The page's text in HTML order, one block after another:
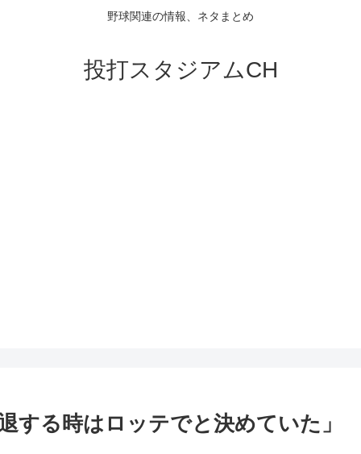
野球関連の情報、ネタまとめ
投打スタジアムCH
する時はロッテでと決めていた」